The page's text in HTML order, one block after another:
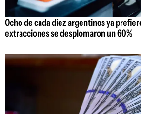
Ocho de cada diez argentinos ya
extracciones se desplomaron un 60%